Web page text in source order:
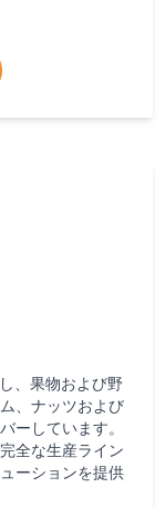
、果物および野
、ナッツおよび
ーしています。
全な生産ライン
ーションを提供